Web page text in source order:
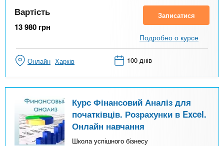
Вартість
13 980 грн
Записатися
Подробно о курсе
Онлайн Харків 100 днів
Курс Фінансовий Аналіз для
початківців. Розрахунки в Excel.
Онлайн навчання
Школа успішного бізнесу